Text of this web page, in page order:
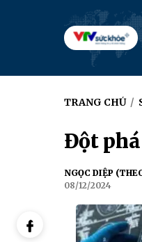
TRANG CHỦ /
Đột
NGỌC DIỆP
08/12/2024